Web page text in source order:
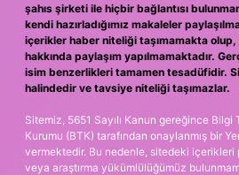
şahıs şirketi ile hiçbir bağlantısı
kendi hazırladığımız makaleler
içerikler haber niteliği taşımamakta
hakkında paylaşım yapılmamaktadır.
isim benzerlikleri tamamen tesadüfidir.
halindedir ve tavsiye niteliği taşımazlar.
Sitemiz, 5651 Sayılı Kanun gereğince
Kurumu (BTK) tarafından onaylanmış bir
vermektedir. Bu nedenle, sitedeki
veya araştırma yükümlülüğümüz